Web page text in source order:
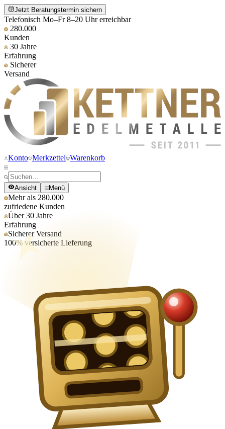
Jetzt Beratungstermin sichern
Telefonisch Mo–Fr 8–20 Uhr erreichbar
280.000
Kunden
30 Jahre
Erfahrung
Sicherer
Versand
Konto Merkzettel Warenkorb
Ansicht Menü
Mehr als 280.000
zufriedene Kunden
Über 30 Jahre
Erfahrung
Sicherer Versand
100% versicherte Lieferung